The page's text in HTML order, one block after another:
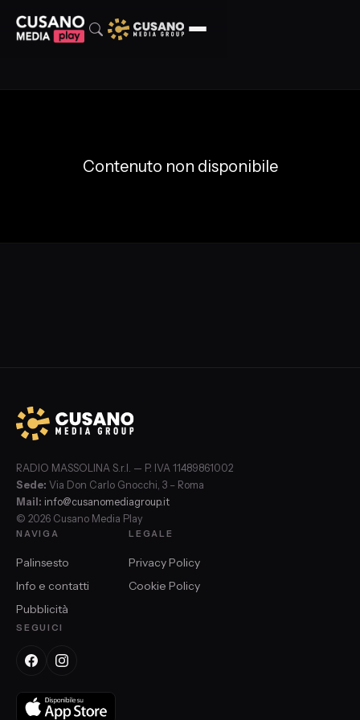
Contenuto non disponibile
RADIO MASSOLINA S.r.l. — P. IVA 11489861002
Sede: Via Don Carlo Gnocchi, 3 – Roma
Mail: info@cusanomediagroup.it
© 2026 Cusano Media Play
NAVIGA
Palinsesto
Info e contatti
Pubblicità
LEGALE
Privacy Policy
Cookie Policy
SEGUICI